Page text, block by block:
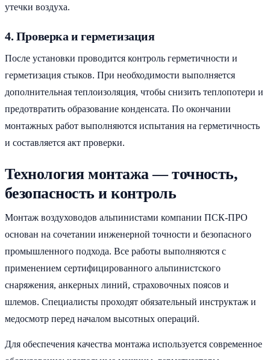
утечки воздуха.
4. Проверка и герметизация
После установки проводится контроль герметичности и
герметизация стыков. При необходимости выполняется
дополнительная теплоизоляция, чтобы снизить теплопотери и
предотвратить образование конденсата. По окончании
монтажных работ выполняются испытания на герметичность
и составляется акт проверки.
Технология монтажа — точность,
безопасность и контроль
Монтаж воздуховодов альпинистами компании ПСК-ПРО
основан на сочетании инженерной точности и безопасного
промышленного подхода. Все работы выполняются с
применением сертифицированного альпинистского
снаряжения, анкерных линий, страховочных поясов и
шлемов. Специалисты проходят обязательный инструктаж и
медосмотр перед началом высотных операций.
Для обеспечения качества монтажа используется современное